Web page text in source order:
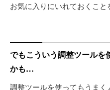
お気に入りにいれておくこと
でもこういう調整ツールを
かも…
調整ツールを使ってもうま